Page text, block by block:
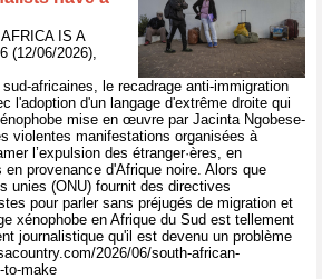
IS A
(12/06/2026),
africaines, le recadrage anti-immigration
l'adoption d'un langage d'extrême droite qui
mise en œuvre par Jacinta Ngobese-
violentes manifestations organisées à
l’expulsion des étranger·ères, en
en provenance d'Afrique noire. Alors que
unies (ONU) fournit des directives
pour parler sans préjugés de migration et
xénophobe en Afrique du Sud est tellement
journalistique qu'il est devenu un problème
2026/06/south-african-
to-make